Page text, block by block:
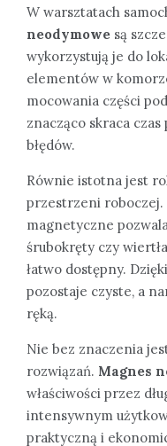
W warsztatach
neodymowe są
wykorzystują je do
elementów w
mocowania części
znacząco skraca
błędów.
Równie istotna jest
przestrzeni roboczej.
magnetyczne
śrubokręty czy
łatwo dostępny.
pozostaje czyste, a
ręką.
Nie bez znaczenia
rozwiązań. Magnes
właściwości przez
intensywnym
praktyczną i